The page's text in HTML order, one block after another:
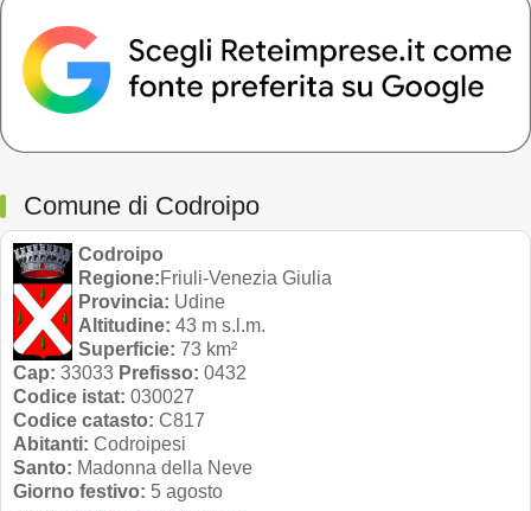
Comune di Codroipo
Codroipo
Regione:Friuli-Venezia Giulia
Provincia: Udine
Altitudine: 43 m s.l.m.
Superficie: 73 km²
Cap: 33033 Prefisso: 0432
Codice istat: 030027
Codice catasto: C817
Abitanti: Codroipesi
Santo: Madonna della Neve
Giorno festivo: 5 agosto